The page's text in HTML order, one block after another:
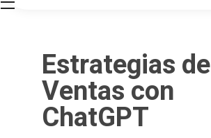
Estrategias de
Ventas con
ChatGPT